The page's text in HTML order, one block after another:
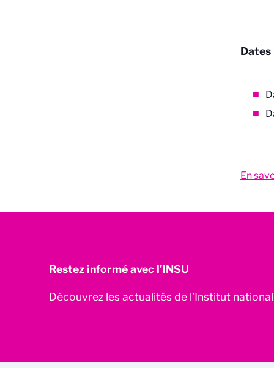
En
Restez informé avec l'INSU
Découvrez les actualités de l’Institut